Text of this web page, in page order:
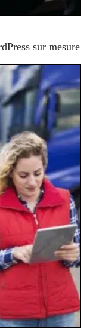
sur mesure